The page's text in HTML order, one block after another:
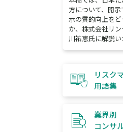
方について、開
示の質的向上を
か、株式会社リ
川祐恵氏に解説い
リスク
用語集
業界別
コンサ